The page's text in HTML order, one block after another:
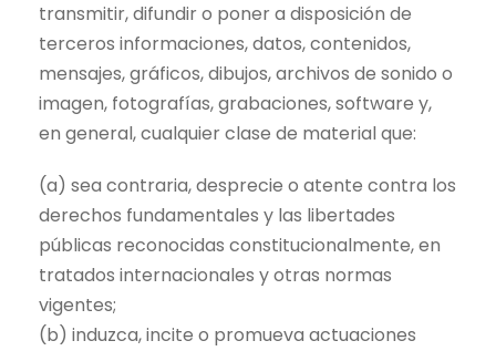
transmitir, difundir o poner a disposición de
terceros informaciones, datos, contenidos,
mensajes, gráficos, dibujos, archivos de sonido o
imagen, fotografías, grabaciones, software y,
en general, cualquier clase de material que:
(a) sea contraria, desprecie o atente contra los
derechos fundamentales y las libertades
públicas reconocidas constitucionalmente, en
tratados internacionales y otras normas
vigentes;
(b) induzca, incite o promueva actuaciones